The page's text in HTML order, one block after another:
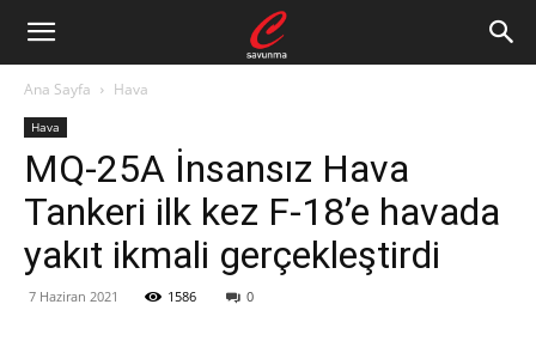
Ana Sayfa Hava
Hava
MQ-25A İnsansız Hava
Tankeri ilk kez F-18’e havada
yakıt ikmali gerçekleştirdi
7 Haziran 2021 1586 0